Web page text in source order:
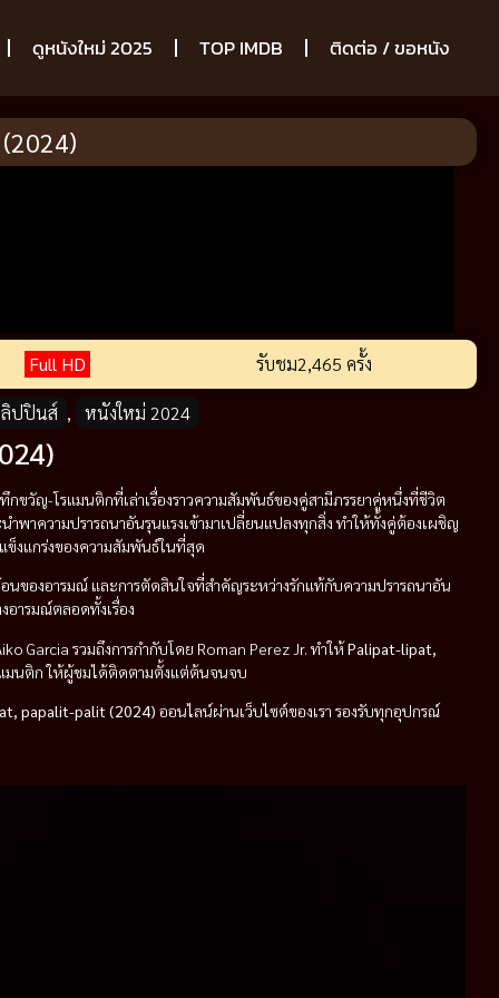
ดูหนังใหม่ 2025 TOP IMDB ติดต่อ / ขอหนัง
Full HD รับชม2,465 ครั้ง
ปปินส์ , หนังใหม่ 2024
ขวัญ-โรแมนติกที่เล่าเรื่องราวความสัมพันธ์ของคู่สามีภรรยาคู่หนึ่งที่ชีวิต
ำพาความปรารถนาอันรุนแรงเข้ามาเปลี่ยนแปลงทุกสิ่ง ทำให้ทั้งคู่ต้องเผชิญ
งแกร่งของความสัมพันธ์ในที่สุด
ของอารมณ์ และการตัดสินใจที่สำคัญระหว่างรักแท้กับความปรารถนาอัน
อารมณ์ตลอดทั้งเรื่อง
Garcia รวมถึงการกำกับโดย Roman Perez Jr. ทำให้Palipat-lipat,
มนติก ให้ผู้ชมได้ติดตามตั้งแต่ต้นจนจบ
papalit-palit (2024) ออนไลน์ผ่านเว็บไซต์ของเรา รองรับทุกอุปกรณ์